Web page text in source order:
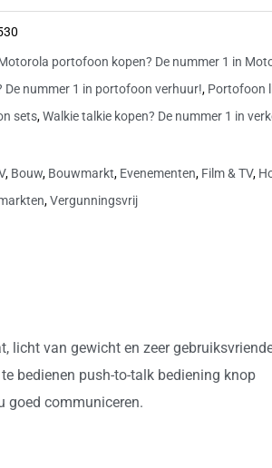
portofoon kopen? De nummer 1 in
De nummer 1 in portofoon verhuur!, Portofoon
sets,Walkie talkie kopen? De nummer 1 in
, Bouw, Bouwmarkt, Evenementen, Film & TV,
,Vergunningsvrij
licht van gewicht en zeer
bedienen push-to-talk bediening knop
goed communiceren.